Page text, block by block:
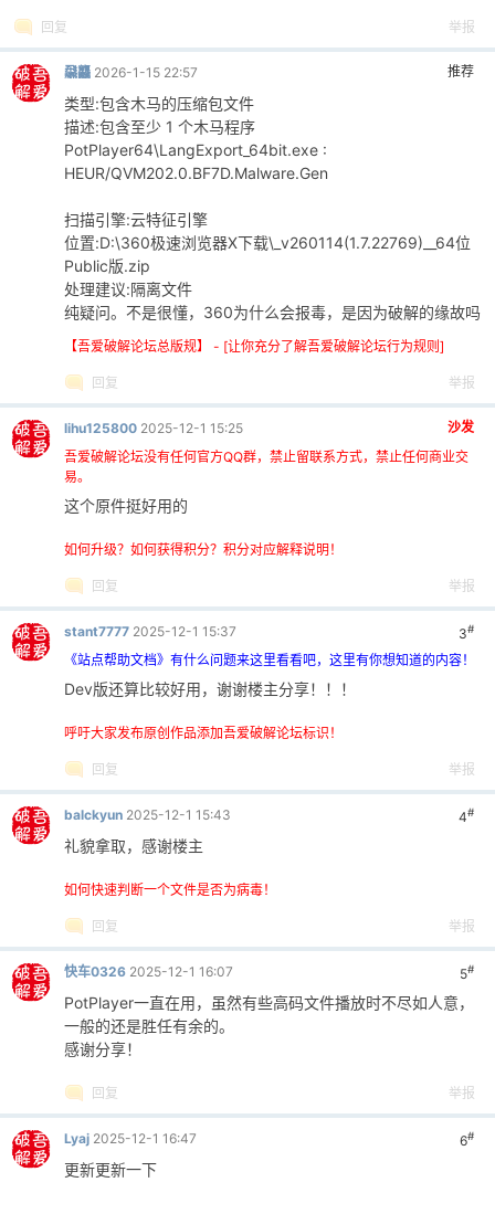
回复 举报
推荐
飝龘 2026-1-15 22:57
类型:包含木马的压缩包文件
描述:包含至少 1 个木马程序
PotPlayer64\LangExport_64bit.exe :
HEUR/QVM202.0.BF7D.Malware.Gen
扫描引擎:云特征引擎
位置:D:\360极速浏览器X下载\_v260114(1.7.22769)__64位
Public版.zip
处理建议:隔离文件
纯疑问。不是很懂，360为什么会报毒，是因为破解的缘故吗
【吾爱破解论坛总版规】 - [让你充分了解吾爱破解论坛行为规则]
回复 举报
沙发
lihu125800 2025-12-1 15:25
吾爱破解论坛没有任何官方QQ群，禁止留联系方式，禁止任何商业交
易。
这个原件挺好用的
如何升级？如何获得积分？积分对应解释说明！
回复 举报
3#
stant7777 2025-12-1 15:37
《站点帮助文档》有什么问题来这里看看吧，这里有你想知道的内容！
Dev版还算比较好用，谢谢楼主分享！！！
呼吁大家发布原创作品添加吾爱破解论坛标识！
回复 举报
4#
balckyun 2025-12-1 15:43
礼貌拿取，感谢楼主
如何快速判断一个文件是否为病毒！
回复 举报
5#
快车0326 2025-12-1 16:07
PotPlayer一直在用，虽然有些高码文件播放时不尽如人意，
一般的还是胜任有余的。
感谢分享！
回复 举报
6#
Lyaj 2025-12-1 16:47
更新更新一下